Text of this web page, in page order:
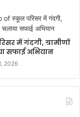
में गंदगी, ग्रामीणों
सफाई अभियान
2026